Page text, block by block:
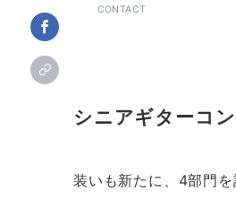
CONTACT
シニアギターコ
装いも新たに、4部門を